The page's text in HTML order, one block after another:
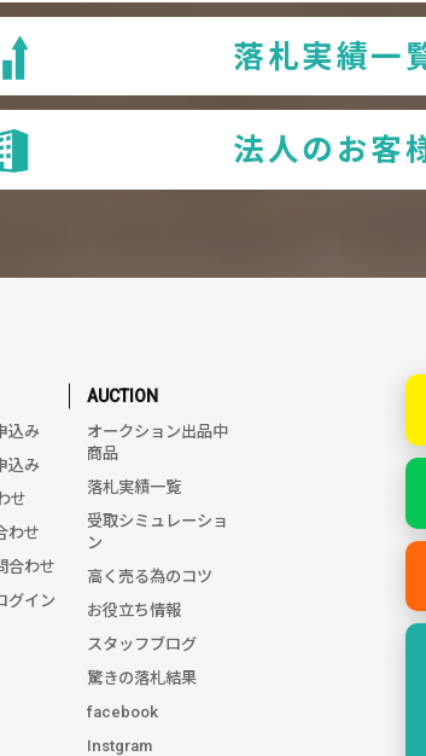
落札実績一
法人のお客
込み
込み
せ
わせ
合わせ
グイン
AUCTION
オークション出品中
商品
落札実績一覧
受取シミュレーショ
ン
高く売る為のコツ
お役立ち情報
スタッフブログ
驚きの落札結果
facebook
Instgram